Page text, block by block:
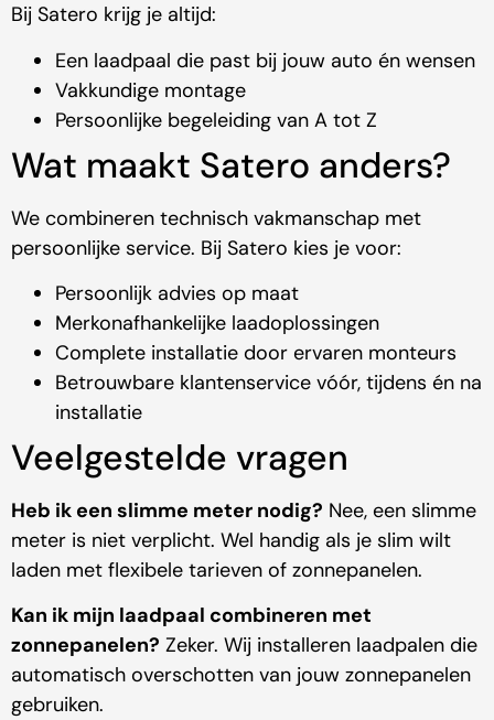
Bij Satero krijg je altijd:
Een laadpaal die past bij jouw auto én wensen
Vakkundige montage
Persoonlijke begeleiding van A tot Z
Wat maakt Satero anders?
We combineren technisch vakmanschap met
persoonlijke service. Bij Satero kies je voor:
Persoonlijk advies op maat
Merkonafhankelijke laadoplossingen
Complete installatie door ervaren monteurs
Betrouwbare klantenservice vóór, tijdens én na
installatie
Veelgestelde vragen
Heb ik een slimme meter nodig? Nee, een slimme
meter is niet verplicht. Wel handig als je slim wilt
laden met flexibele tarieven of zonnepanelen.
Kan ik mijn laadpaal combineren met
zonnepanelen? Zeker. Wij installeren laadpalen die
automatisch overschotten van jouw zonnepanelen
gebruiken.